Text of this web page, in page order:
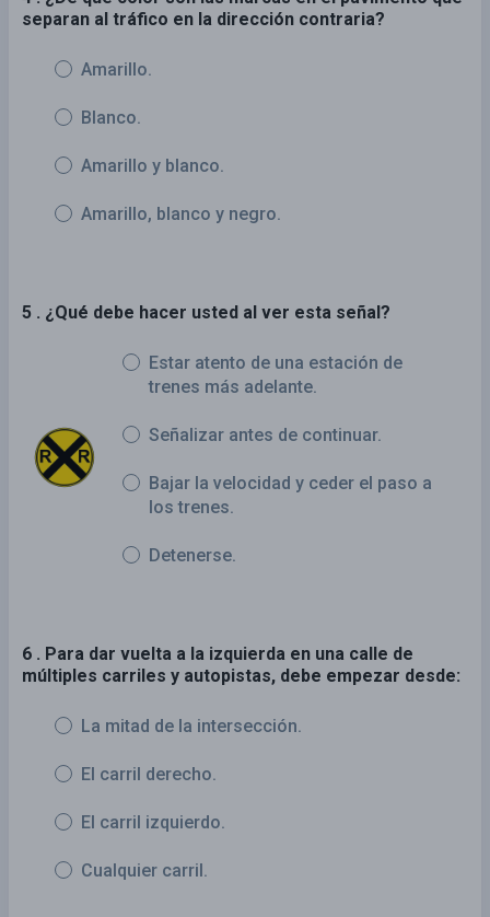
separan al tráfico en la dirección contraria?
Amarillo.
Blanco.
Amarillo y blanco.
Amarillo, blanco y negro.
5 . ¿Qué debe hacer usted al ver esta señal?
Estar atento de una estación de
trenes más adelante.
Señalizar antes de continuar.
Bajar la velocidad y ceder el paso a
los trenes.
Detenerse.
6 . Para dar vuelta a la izquierda en una calle de
múltiples carriles y autopistas, debe empezar desde:
La mitad de la intersección.
El carril derecho.
El carril izquierdo.
Cualquier carril.